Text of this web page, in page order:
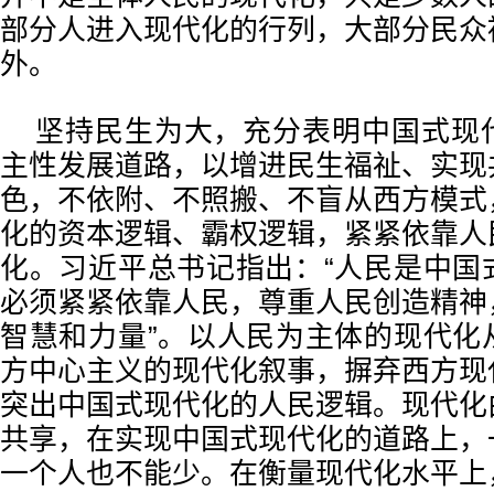
部分人进入现代化的行列，大部分民
外。
坚持民生为大，充分表明中国式现
主性发展道路，以增进民生福祉、实
色，不依附、不照搬、不盲从西方模
化的资本逻辑、霸权逻辑，紧紧依靠
化。习近平总书记指出：“人民是中
必须紧紧依靠人民，尊重人民创造精
智慧和力量”。以人民为主体的现代
方中心主义的现代化叙事，摒弃西方
突出中国式现代化的人民逻辑。现代
共享，在实现中国式现代化的道路上
一个人也不能少。在衡量现代化水平